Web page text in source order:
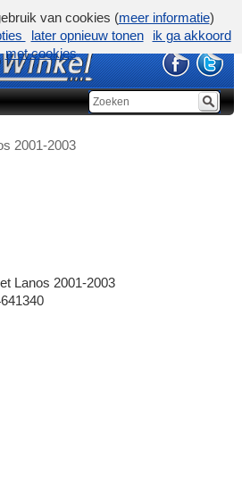
2001-2003
Lanos 2001-2003
van cookies (meer informatie)
later opnieuw tonen
ik ga akkoord
met cookies